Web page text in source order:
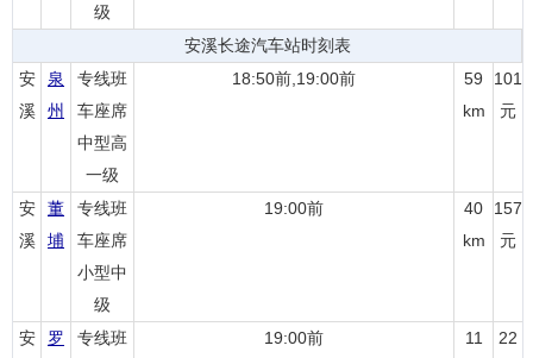
级
安溪长途汽车站时刻表
安
溪
泉
州
专线班
车座席
中型高
一级
18:50前,19:00前
59
km
101
元
安
溪
董
埔
专线班
车座席
小型中
级
19:00前
40
km
157
元
安
罗
专线班
19:00前
11
22